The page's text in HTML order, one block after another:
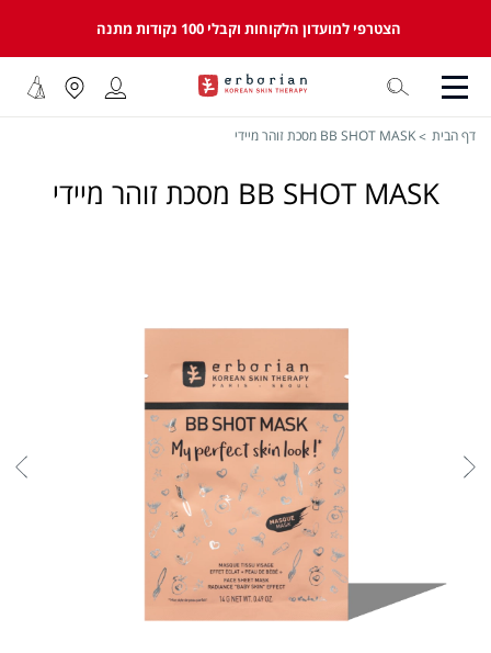
הצטרפי למועדון הלקוחות וקבלי 100 נקודות מתנה
דף הבית BB SHOT MASK מסכת זוהר מיידי
BB SHOT MASK מסכת זוהר מיידי